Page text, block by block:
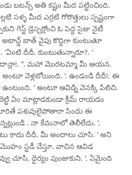
బటన్స్ అతి కష్టం మీద పట్టించింది.
సళ్ళ మీద ఎర్రటి గోరొత్తులు స్పష్టంగా
గెస్ట్ డ్రెస్సర్లోంచి ఓ పెద్ద సైజు నైటీ
బాత్ వైపు కొద్దిగా కుంటుతూ
దీదీ. కుంటుతున్నారూ?. ‘
“. మహా మొరటమ్మా మీ ఆయన.
వెళ్లబోయింది. ‘. ఉండండి దీదీ!. ఈ
ఉంటుంది. ‘ అంటూ ఆవిడ్ని వెనక్కి పిలిచి.
ఏం మాట్లాడకుండా క్రీమ్ రాయడం
పశువులైపోతారా సిందు ఈ
. నా కేమనాలో తెలీలేదు. ‘.
దీదీ. మీ అందాలు చూసి. ‘ అని
స్టడీ చేస్తూ. వాచిన ఆవిడ
చూసి. ధైర్యం పుంజుకుని. ‘. ఏమైంది